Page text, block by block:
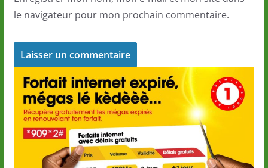
le navigateur pour mon prochain commentaire.